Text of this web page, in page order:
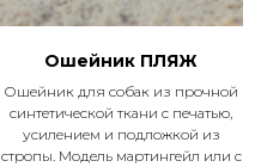
Ошейник ПЛЯЖ
Ошейник для собак из прочной
синтетической ткани с печатью,
усилением и подложкой из
стропы. Модель мартингейл или с